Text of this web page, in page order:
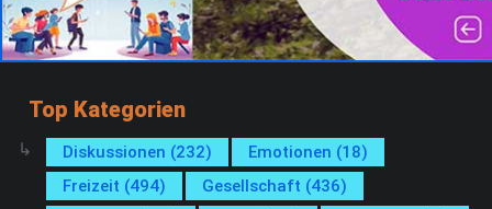
Top Kategorien
Diskussionen (232)
Emotionen (18)
Freizeit (494)
Gesellschaft (436)